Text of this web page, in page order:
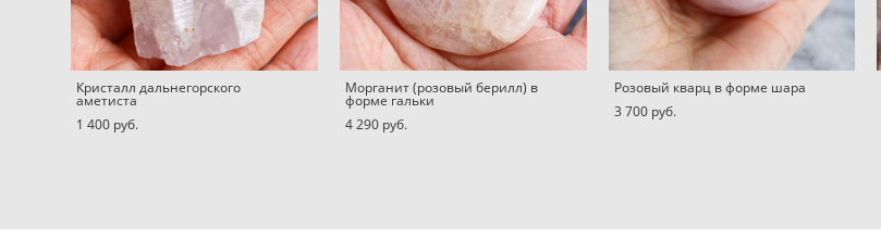
Кристалл дальнегорского
аметиста
1 400 pуб.
Морганит (розовый берилл) в
форме гальки
4 290 pуб.
Розовый кварц в форме шара
3 700 pуб.